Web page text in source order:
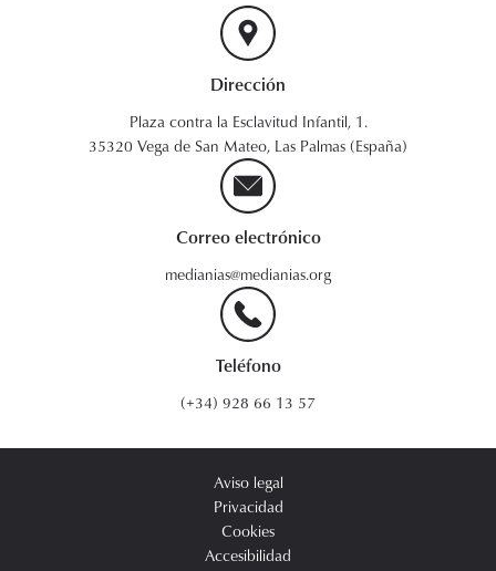
Dirección
Plaza contra la Esclavitud Infantil, 1.
35320 Vega de San Mateo, Las Palmas (España)
Correo electrónico
medianias@medianias.org
Teléfono
(+34) 928 66 13 57
Aviso legal
Privacidad
Cookies
Accesibilidad